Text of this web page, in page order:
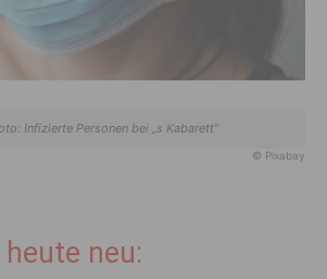
Infizierte Personen bei „s Kabarett“
© Pixabay
neu: